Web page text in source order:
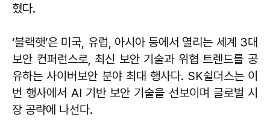
혔다.
‘블랙햇’은 미국, 유럽, 아시아 등에서 열리는 세계 3대
보안 컨퍼런스로, 최신 보안 기술과 위협 트렌드를 공
유하는 사이버보안 분야 최대 행사다. SK쉴더스는 이
번 행사에서 AI 기반 보안 기술을 선보이며 글로벌 시
장 공략에 나선다.